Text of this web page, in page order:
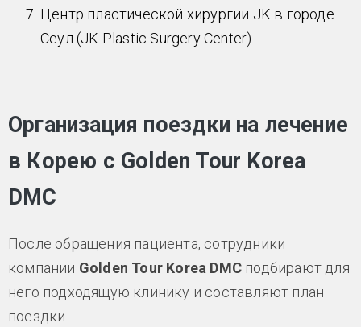
Центр пластической хирургии JK в городе
Сеул (JK Plastic Surgery Center).
Организация поездки на лечение
в Корею с Golden Tour Korea
DMC
После обращения пациента, сотрудники
компании Golden Tour Korea DMC подбирают для
него подходящую клинику и составляют план
поездки.